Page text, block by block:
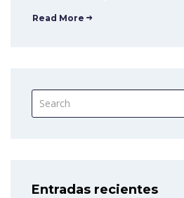
Read More
Entradas recientes